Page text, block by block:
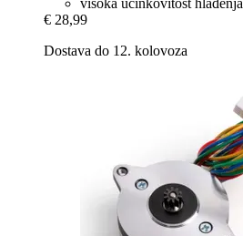
visoka učinkovitost
€ 28,99
Dostava do 12. kolovoza